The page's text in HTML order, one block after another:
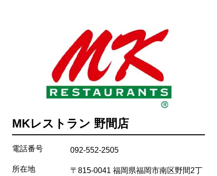
MKレストラン 野間店
電話番号 092-552-2505
所在地
〒815-0041 福岡県福岡市南区野間2丁